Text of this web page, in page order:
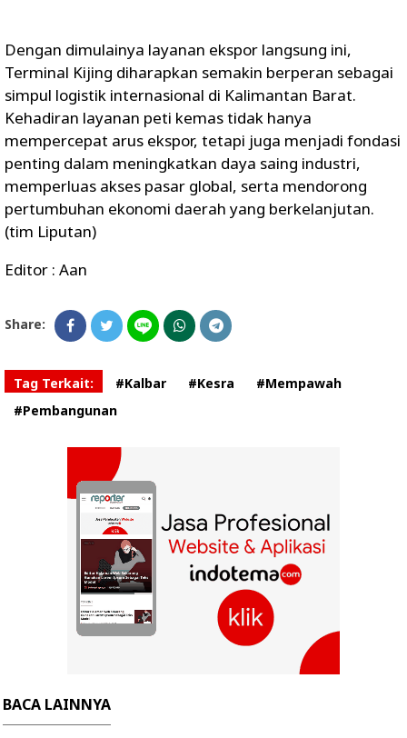
Dengan dimulainya layanan ekspor langsung ini,
Terminal Kijing diharapkan semakin berperan sebagai
simpul logistik internasional di Kalimantan Barat.
Kehadiran layanan peti kemas tidak hanya
mempercepat arus ekspor, tetapi juga menjadi fondasi
penting dalam meningkatkan daya saing industri,
memperluas akses pasar global, serta mendorong
pertumbuhan ekonomi daerah yang berkelanjutan.
(tim Liputan)
Editor : Aan
Share:
Tag Terkait: #Kalbar #Kesra
#Mempawah
#Pembangunan
BACA LAINNYA